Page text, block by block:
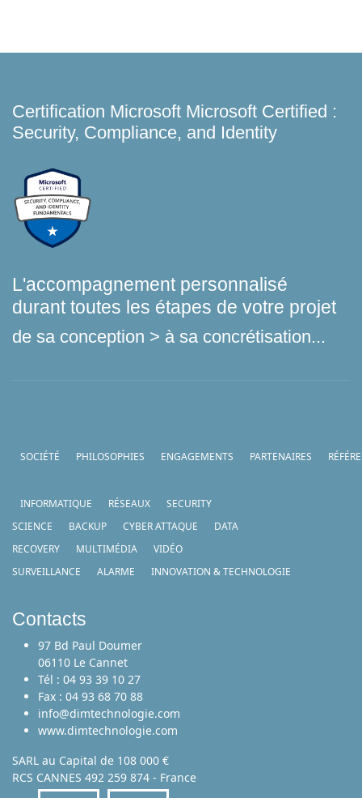
Certification Microsoft Microsoft Certified :
Security, Compliance, and Identity
L'accompagnement personnalisé
durant toutes les étapes de votre projet
de sa conception > à sa concrétisation...
SOCIÉTÉ PHILOSOPHIES ENGAGEMENTS PARTENAIRES
INFORMATIQUE RÉSEAUX
SECURITY
SCIENCE
BACKUP CYBER ATTAQUE
DATA
RECOVERY
MULTIMÉDIA
VIDÉO
SURVEILLANCE
ALARME INNOVATION & TECHNOLOGIE
Contacts
97 Bd Paul Doumer
06110 Le Cannet
Tél : 04 93 39 10 27
Fax : 04 93 68 70 88
info@dimtechnologie.com
www.dimtechnologie.com
SARL au Capital de 108 000 €
RCS CANNES 492 259 874 - France